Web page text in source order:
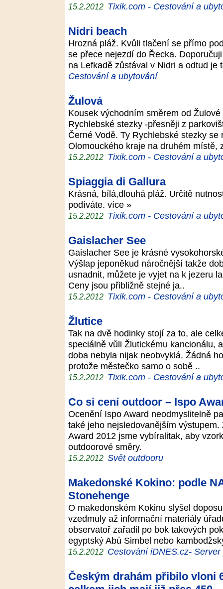
15.2.2012 Tixik.com - Cestování a
Nidri beach
Hrozná pláž. Kvůli tlačení se přímo
se přece nejezdí do Řecka.
na Lefkadě zůstával v Nidri a odtud je
Cestování a ubytování
Žulová
Kousek východním směrem od
Rychlebské stezky -přesněji z
Černé Vodě. Ty Rychlebské stezky
Olomouckého kraje na druhém
15.2.2012 Tixik.com - Cestování a
Spiaggia di Gallura
Krásná, bílá,dlouhá pláž. Určitě
podíváte. více »
15.2.2012 Tixik.com - Cestování a
Gaislacher See
Gaislacher See je krásné
Výšlap jeponěkud náročnější takže
usnadnit, můžete je vyjet na k jezeru
Ceny jsou přibližně stejné ja..
15.2.2012 Tixik.com - Cestování a
Žlutice
Tak na dvě hodinky stojí za to, ale
speciálně vůli Žlutickému kancionálu,
doba nebyla nijak neobvyklá. Žádná
protože městečko samo o sobě ..
15.2.2012 Tixik.com - Cestování a
Co si cení outdoor – Ispo
Ocenění Ispo Award neodmyslitelně
také jeho nejsledovanějším
Award 2012 jsme vybíralitak, aby
outdoorové směry.
15.2.2012 Svět outdooru
Makedonské Kokino: podle
Stonehenge
O makedonském Kokinu slyšel
vzedmuly až informační materiály
observatoř zařadil po bok takových
egyptský Abú Simbel nebo
15.2.2012 Cestování iDNES.cz-
Českým drahám přibilo vloni